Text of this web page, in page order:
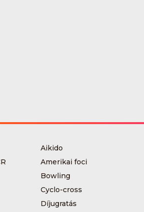
Aikido
Amerikai foci
Bowling
Cyclo-cross
Díjugratás